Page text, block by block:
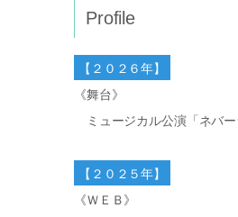
Profile
【２０２６年】
《舞台》
ミュージカル公演「ネバ
【２０２５年】
《ＷＥＢ》